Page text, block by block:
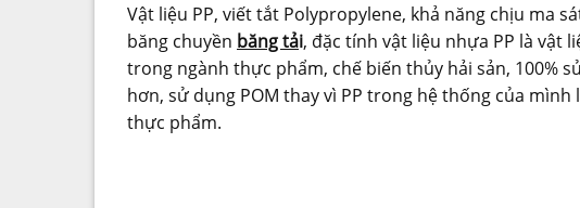
Vật liệu PP, viết tắt Polypropylene, khả năng chịu ma
băng chuyền băng tải, đặc tính vật liệu nhựa PP là vật
trong ngành thực phẩm, chế biến thủy hải sản, 100%
hơn, sử dụng POM thay vì PP trong hệ thống của
thực phẩm.